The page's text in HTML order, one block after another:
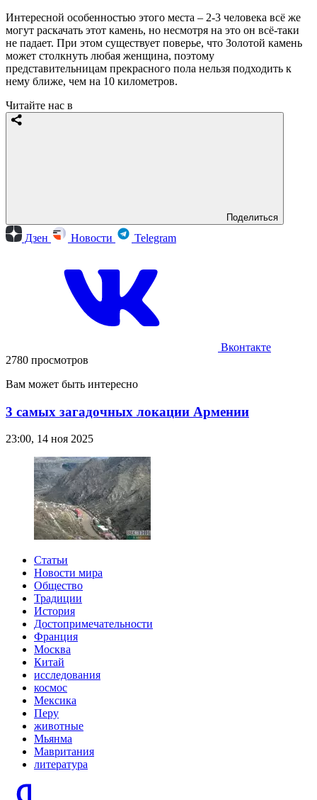
Интересной особенностью этого места – 2-3 человека всё же
могут раскачать этот камень, но несмотря на это он всё-таки
не падает. При этом существует поверье, что Золотой камень
может столкнуть любая женщина, поэтому
представительницам прекрасного пола нельзя подходить к
нему ближе, чем на 10 километров.
Читайте нас в
Поделиться
Дзен Новости Telegram
Вконтакте
2780 просмотров
Вам может быть интересно
3 самых загадочных локации Армении
23:00, 14 ноя 2025
Статьи
Новости мира
Общество
Традиции
История
Достопримечательности
Франция
Москва
Китай
исследования
космос
Мексика
Перу
животные
Мьянма
Мавритания
литература